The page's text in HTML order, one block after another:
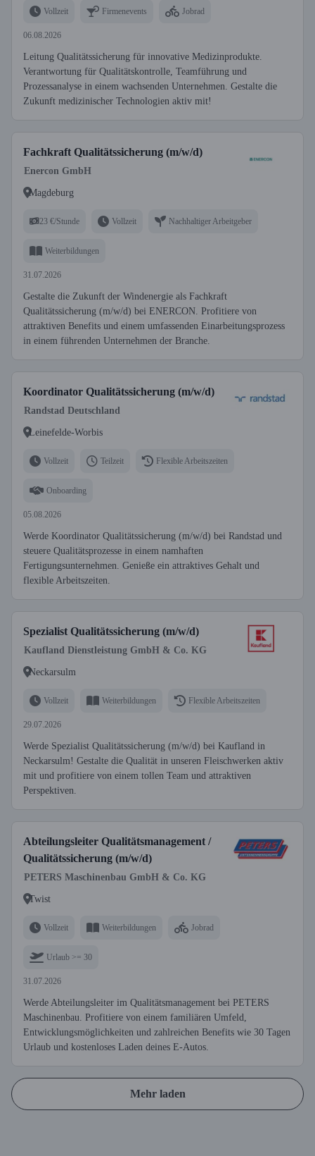
Vollzeit Firmenevents Jobrad
06.08.2026
Leitung Qualitätssicherung für innovative Medizinprodukte.
Verantwortung für Qualitätskontrolle, Teamführung und
Prozessanalyse in einem wachsenden Unternehmen. Gestalte die
Zukunft medizinischer Technologien aktiv mit!
Fachkraft Qualitätssicherung (m/w/d)
Enercon GmbH
Magdeburg
23 €/Stunde Vollzeit Nachhaltiger Arbeitgeber
Weiterbildungen
31.07.2026
Gestalte die Zukunft der Windenergie als Fachkraft
Qualitätssicherung (m/w/d) bei ENERCON. Profitiere von
attraktiven Benefits und einem umfassenden Einarbeitungsprozess
in einem führenden Unternehmen der Branche.
Koordinator Qualitätssicherung (m/w/d)
Randstad Deutschland
Leinefelde-Worbis
Vollzeit Teilzeit Flexible Arbeitszeiten
Onboarding
05.08.2026
Werde Koordinator Qualitätssicherung (m/w/d) bei Randstad und
steuere Qualitätsprozesse in einem namhaften
Fertigungsunternehmen. Genieße ein attraktives Gehalt und
flexible Arbeitszeiten.
Spezialist Qualitätssicherung (m/w/d)
Kaufland Dienstleistung GmbH & Co. KG
Neckarsulm
Vollzeit Weiterbildungen Flexible Arbeitszeiten
29.07.2026
Werde Spezialist Qualitätssicherung (m/w/d) bei Kaufland in
Neckarsulm! Gestalte die Qualität in unseren Fleischwerken aktiv
mit und profitiere von einem tollen Team und attraktiven
Perspektiven.
Abteilungsleiter Qualitätsmanagement /
Qualitätssicherung (m/w/d)
PETERS Maschinenbau GmbH & Co. KG
Twist
Vollzeit Weiterbildungen Jobrad
Urlaub >= 30
31.07.2026
Werde Abteilungsleiter im Qualitätsmanagement bei PETERS
Maschinenbau. Profitiere von einem familiären Umfeld,
Entwicklungsmöglichkeiten und zahlreichen Benefits wie 30 Tagen
Urlaub und kostenloses Laden deines E-Autos.
Mehr laden